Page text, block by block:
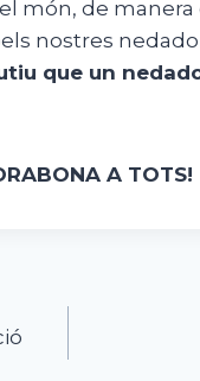
món, de manera
nostres
que un
A TOTS!